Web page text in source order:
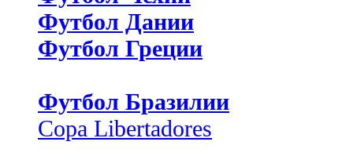
Футбол Дании
Футбол Греции
Футбол Бразилии
Copa Libertadores